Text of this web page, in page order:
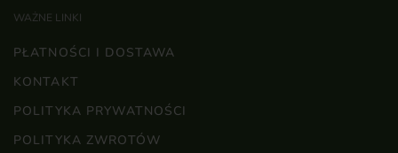
WAŻNE LINKI
PŁATNOŚCI I DOSTAWA
KONTAKT
POLITYKA PRYWATNOŚCI
POLITYKA ZWROTÓW